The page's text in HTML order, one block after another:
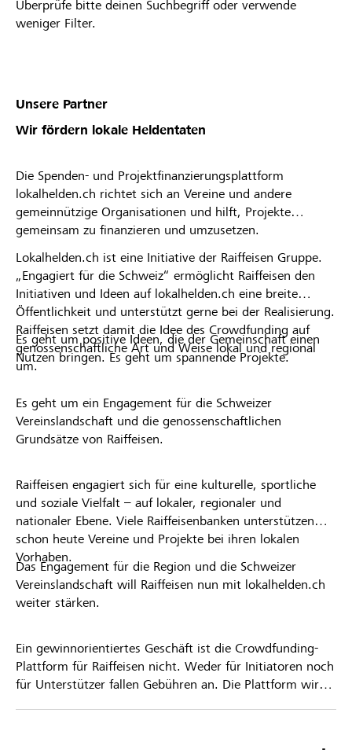
Überprüfe bitte deinen Suchbegriff oder verwende
weniger Filter.
Unsere Partner
Wir fördern lokale Heldentaten
Die Spenden- und Projektfinanzierungsplattform
lokalhelden.ch richtet sich an Vereine und andere
gemeinnützige Organisationen und hilft, Projekte
gemeinsam zu finanzieren und umzusetzen.
Lokalhelden.ch ist eine Initiative der Raiffeisen Gruppe.
„Engagiert für die Schweiz“ ermöglicht Raiffeisen den
Initiativen und Ideen auf lokalhelden.ch eine breite
Öffentlichkeit und unterstützt gerne bei der Realisierung.
Raiffeisen setzt damit die Idee des Crowdfunding auf
genossenschaftliche Art und Weise lokal und regional
um.
Es geht um positive Ideen, die der Gemeinschaft einen
Nutzen bringen. Es geht um spannende Projekte.
Es geht um ein Engagement für die Schweizer
Vereinslandschaft und die genossenschaftlichen
Grundsätze von Raiffeisen.
Raiffeisen engagiert sich für eine kulturelle, sportliche
und soziale Vielfalt – auf lokaler, regionaler und
nationaler Ebene. Viele Raiffeisenbanken unterstützen
schon heute Vereine und Projekte bei ihren lokalen
Vorhaben.
Das Engagement für die Region und die Schweizer
Vereinslandschaft will Raiffeisen nun mit lokalhelden.ch
weiter stärken.
Ein gewinnorientiertes Geschäft ist die Crowdfunding-
Plattform für Raiffeisen nicht. Weder für Initiatoren noch
für Unterstützer fallen Gebühren an. Die Plattform wird